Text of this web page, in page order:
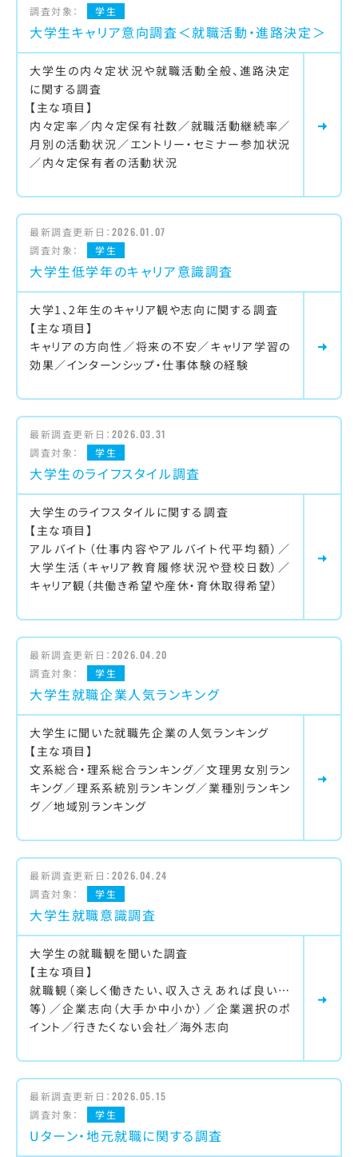
調査対象：
学生
大学生キャリア意向調査＜就職活動・進路決定＞
大学生の内々定状況や就職活動全般、進路決定
に関する調査
【主な項目】
内々定率／内々定保有社数／就職活動継続率／
月別の活動状況／エントリー・セミナー参加状況
／内々定保有者の活動状況
最新調査更新日： 2026.01.07
調査対象：
学生
大学生低学年のキャリア意識調査
大学1、2年生のキャリア観や志向に関する調査
【主な項目】
キャリアの方向性／将来の不安／キャリア学習の
効果／インターンシップ・仕事体験の経験
最新調査更新日： 2026.03.31
調査対象：
学生
大学生のライフスタイル調査
大学生のライフスタイルに関する調査
【主な項目】
アルバイト（仕事内容やアルバイト代平均額）／
大学生活（キャリア教育履修状況や登校日数）／
キャリア観（共働き希望や産休・育休取得希望）
最新調査更新日： 2026.04.20
調査対象：
学生
大学生就職企業人気ランキング
大学生に聞いた就職先企業の人気ランキング
【主な項目】
文系総合・理系総合ランキング／文理男女別ラン
キング／理系系統別ランキング／業種別ランキン
グ／地域別ランキング
最新調査更新日： 2026.04.24
調査対象：
学生
大学生就職意識調査
大学生の就職観を聞いた調査
【主な項目】
就職観（楽しく働きたい、収入さえあれば良い…
等）／企業志向（大手か中小か）／企業選択のポ
イント／行きたくない会社／海外志向
最新調査更新日： 2026.05.15
調査対象：
学生
Uターン・地元就職に関する調査